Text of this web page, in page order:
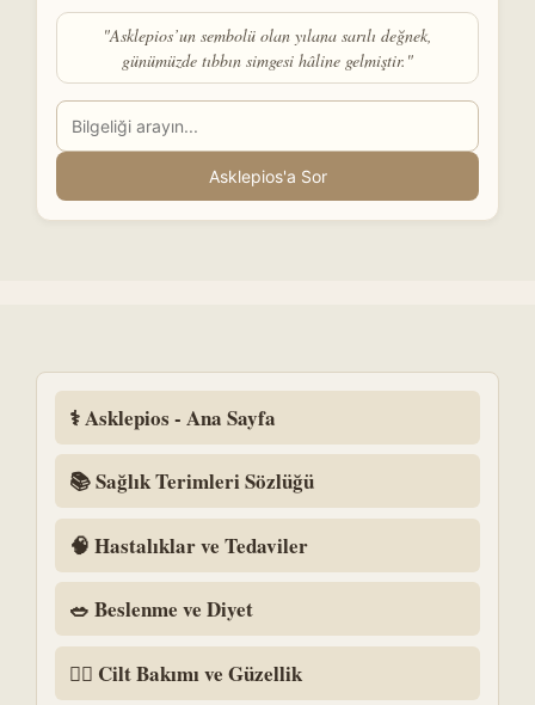
"Asklepios’un sembolü olan yılana sarılı değnek,
günümüzde tıbbın simgesi hâline gelmiştir."
Asklepios'a Sor
⚕️ Asklepios - Ana Sayfa
📚 Sağlık Terimleri Sözlüğü
🧠 Hastalıklar ve Tedaviler
🥗 Beslenme ve Diyet
💆‍♀️ Cilt Bakımı ve Güzellik